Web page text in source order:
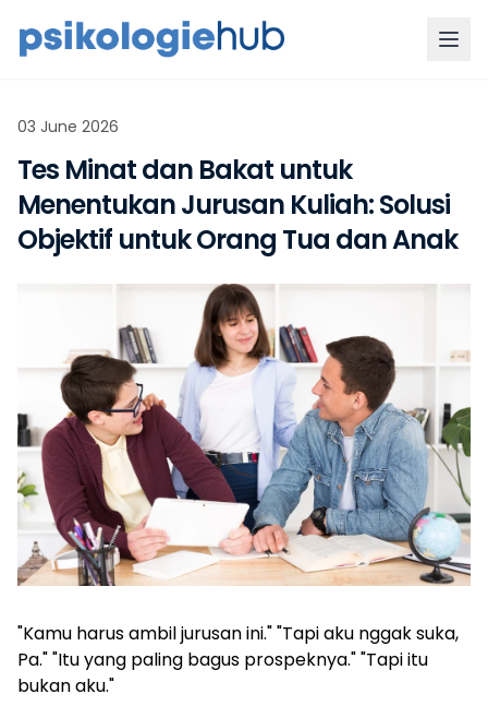
03 June 2026
Tes Minat dan Bakat untuk
Menentukan Jurusan Kuliah: Solusi
Objektif untuk Orang Tua dan Anak
"Kamu harus ambil jurusan ini." "Tapi aku nggak suka,
Pa." "Itu yang paling bagus prospeknya." "Tapi itu
bukan aku."